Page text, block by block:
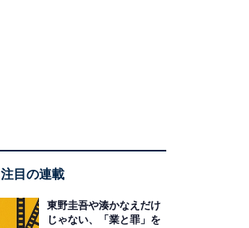
注目の連載
東野圭吾や湊かなえだけ
じゃない、「業と罪」を